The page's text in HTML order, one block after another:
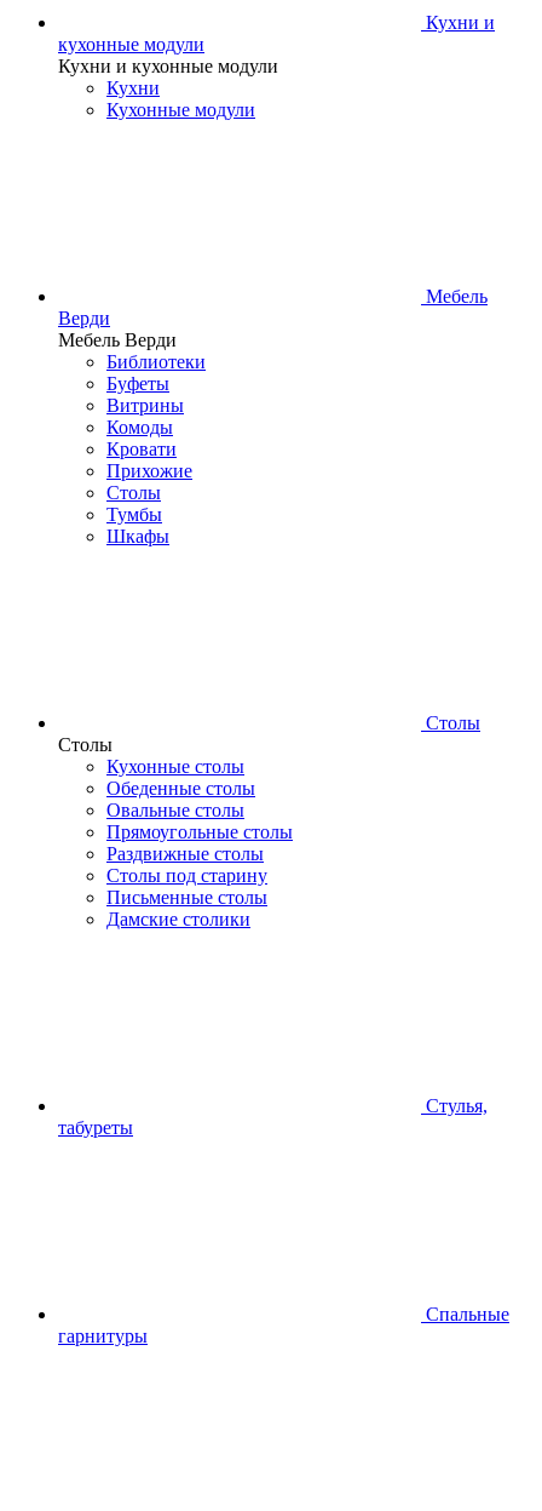
Кухни и
кухонные модули
Кухни и кухонные модули
Кухни
Кухонные модули
Мебель
Верди
Мебель Верди
Библиотеки
Буфеты
Витрины
Комоды
Кровати
Прихожие
Столы
Тумбы
Шкафы
Столы
Столы
Кухонные столы
Обеденные столы
Овальные столы
Прямоугольные столы
Раздвижные столы
Столы под старину
Письменные столы
Дамские столики
Стулья,
табуреты
Спальные
гарнитуры